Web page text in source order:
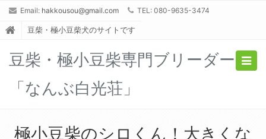
Email: hakkousou@gmail.com TEL: 080-9635-3474
豆柴・極小豆柴犬のサイトです
豆柴・極小豆柴専門ブリーダー
「なんぶ白光荘」
極小豆柴のシロくん！大きくな